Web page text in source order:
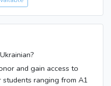
and gain access to
ranging from A1